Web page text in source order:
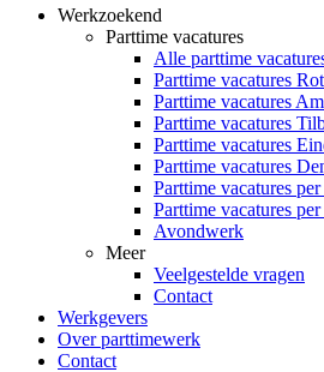
Werkzoekend
Parttime vacatures
Alle parttime
Parttime vacatures
Parttime vacatures
Parttime vacatures
Parttime vacatures
Parttime vacatures
Parttime vacatures per
Parttime vacatures
Avondwerk
Meer
Veelgestelde vragen
Contact
Werkgevers
Over parttimewerk
Contact